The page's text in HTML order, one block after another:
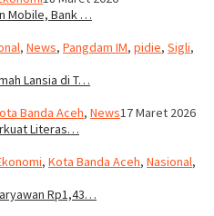
Mobile, Bank …
, News, Pangdam IM, pidie, Sigli,
Lansia di T…
Banda Aceh, News17 Maret 2026
Literas…
, Kota Banda Aceh, Nasional,
Rp1,43…